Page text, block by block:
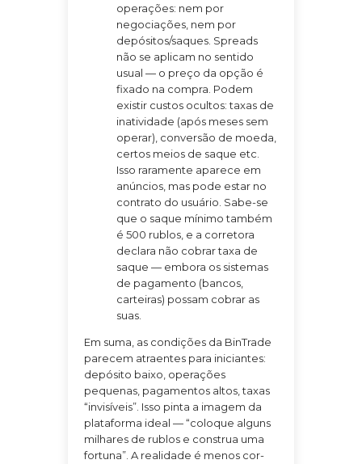
operações: nem por
negociações, nem por
depósitos/saques. Spreads
não se aplicam no sentido
usual — o preço da opção é
fixado na compra. Podem
existir custos ocultos: taxas de
inatividade (após meses sem
operar), conversão de moeda,
certos meios de saque etc.
Isso raramente aparece em
anúncios, mas pode estar no
contrato do usuário. Sabe-se
que o saque mínimo também
é 500 rublos, e a corretora
declara não cobrar taxa de
saque — embora os sistemas
de pagamento (bancos,
carteiras) possam cobrar as
suas.
Em suma, as condições da BinTrade
parecem atraentes para iniciantes:
depósito baixo, operações
pequenas, pagamentos altos, taxas
“invisíveis”. Isso pinta a imagem da
plataforma ideal — “coloque alguns
milhares de rublos e construa uma
fortuna”. A realidade é menos cor-